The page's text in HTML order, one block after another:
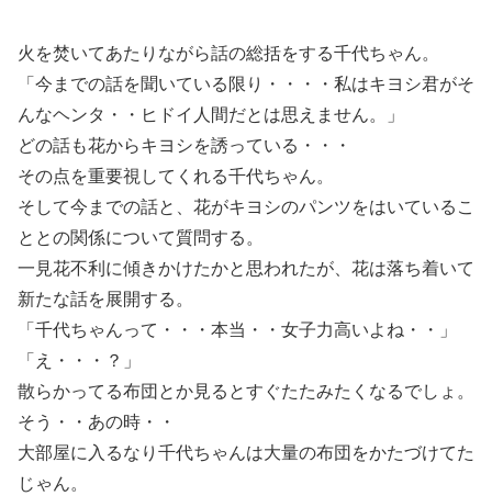
火を焚いてあたりながら話の総括をする千代ちゃん。
「今までの話を聞いている限り・・・・私はキヨシ君がそ
んなヘンタ・・ヒドイ人間だとは思えません。」
どの話も花からキヨシを誘っている・・・
その点を重要視してくれる千代ちゃん。
そして今までの話と、花がキヨシのパンツをはいているこ
ととの関係について質問する。
一見花不利に傾きかけたかと思われたが、花は落ち着いて
新たな話を展開する。
「千代ちゃんって・・・本当・・女子力高いよね・・」
「え・・・？」
散らかってる布団とか見るとすぐたたみたくなるでしょ。
そう・・あの時・・
大部屋に入るなり千代ちゃんは大量の布団をかたづけてた
じゃん。